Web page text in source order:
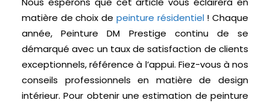
matière de choix de peinture résidentiel! Chaque
année, Peinture DM Prestige continu de se
démarqué avec un taux de satisfaction de clients
exceptionnels, référence à l’appui. Fiez-vous à nos
conseils professionnels en matière de design
intérieur. Pour obtenir une estimation de peinture